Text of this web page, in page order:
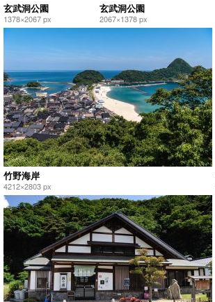
玄武洞公園
1378×2067 px
玄武洞公園
2067×1378 px
竹野海岸
4212×2803 px